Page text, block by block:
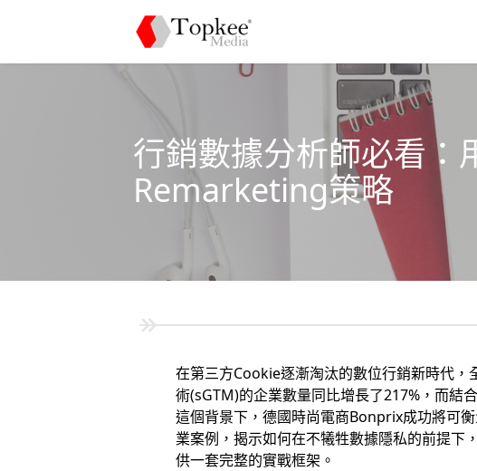
行銷數據分析師必看：
Remarketing策略
在第三方Cookie逐漸淘汰的數位行銷新時代
術(sGTM)的企業數量同比增長了217%，而結
這個背景下，德國時尚電商Bonprix成功將可
業案例，揭示如何在不犧牲數據隱私的前提下
供一套完整的實戰框架。